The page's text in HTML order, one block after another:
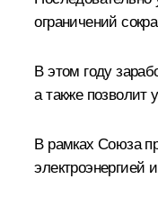
ограничений
В этом году
а также позволит
В рамках Союза
электроэнергией